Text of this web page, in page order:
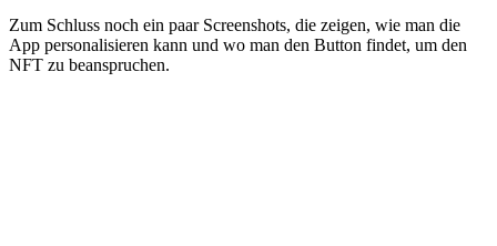
Zum Schluss noch ein paar Screenshots, die zeigen, wie man die
App personalisieren kann und wo man den Button findet, um den
NFT zu beanspruchen.